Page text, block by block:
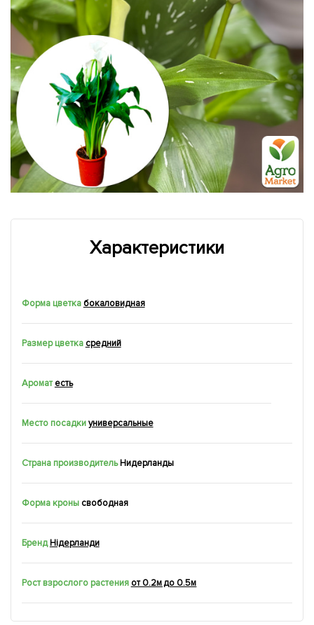
Характеристики
Форма цветка бокаловидная
Размер цветка средний
Аромат есть
Место посадки универсальные
Страна производитель Нидерланды
Форма кроны свободная
Бренд Нідерланди
Рост взрослого растения от 0.2м до 0.5м